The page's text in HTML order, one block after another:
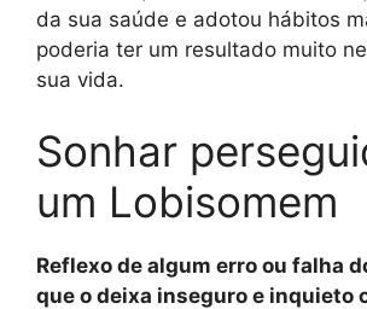
da sua saúde e adotou hábitos
poderia ter um resultado muito
sua vida.
Sonhar
um Lobisomem
Reflexo de algum erro ou falha
que o deixa inseguro e inquieto